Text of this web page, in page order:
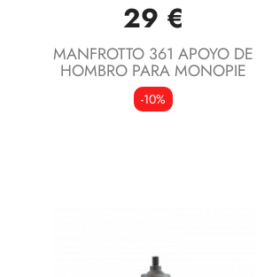
29 €
MANFROTTO 361 APOYO DE
HOMBRO PARA MONOPIE
-10%